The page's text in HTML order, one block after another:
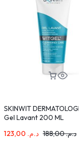
SKINWIT
Gel Lavant 200 ML
د.م.
د.م.188,00